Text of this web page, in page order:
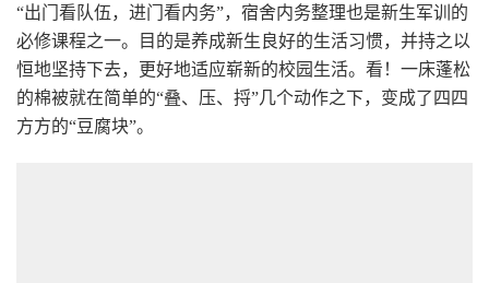
“出门看队伍，进门看内务”，宿舍内务整理也是新生军训的
必修课程之一。目的是养成新生良好的生活习惯，并持之以
恒地坚持下去，更好地适应崭新的校园生活。看！一床蓬松
的棉被就在简单的“叠、压、捋”几个动作之下，变成了四四
方方的“豆腐块”。